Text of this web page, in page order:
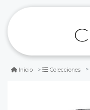
Inicio Colecciones